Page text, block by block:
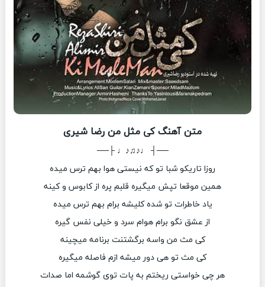
متن آهنگ کی مثل من رضا شیری
──┤ ♩♪♫♪♩ ├──
روزا تاریکو شبا تو که نیستی هوا بهم ترس میده
همین موقعا تپش میگیره قلبم پره از کابوس و کینه
یاد خاطرات تو شده کلیشه برام بهم ترس میده
از عشق نگو برام هوام سرد و خیلی نفس گیره
کی مث من واسه برگشتنت برنامه میچینه
کی مث تو هی دور میشه ازم فاصله میگیره
هر چی خواستی ریختم به پات توی گوشمه اما صدات